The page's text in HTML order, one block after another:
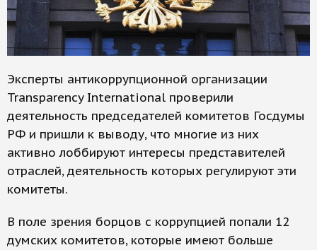
Эксперты антикоррупционной организации
Transparency International проверили
деятельность председателей комитетов Госдумы
РФ и пришли к выводу, что многие из них
активно лоббируют интересы представителей
отраслей, деятельность которых регулируют эти
комитеты.
В поле зрения борцов с коррупцией попали 12
думских комитетов, которые имеют больше